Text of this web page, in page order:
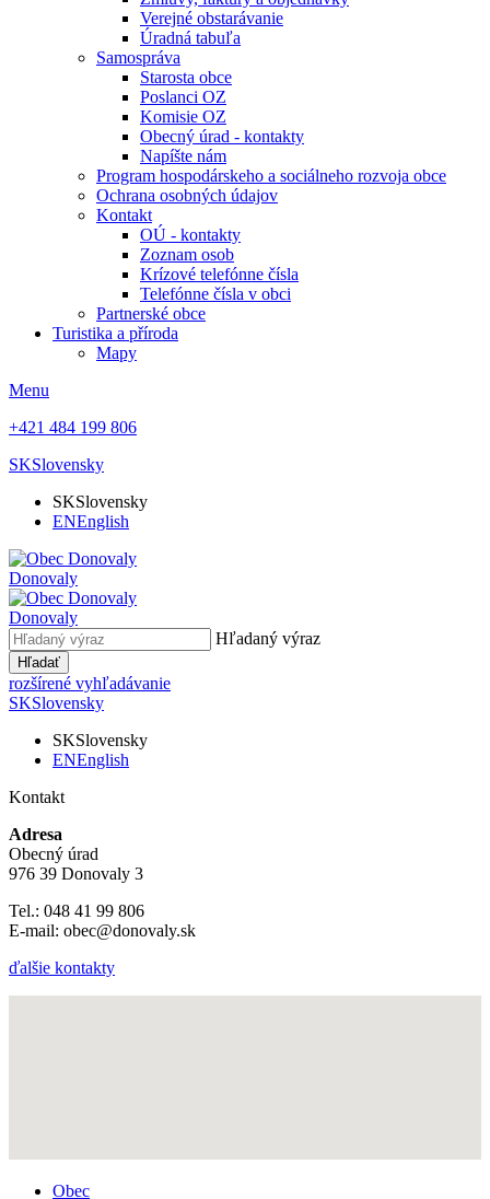
Verejné obstarávanie
Úradná tabuľa
Samospráva
Starosta obce
Poslanci OZ
Komisie OZ
Obecný úrad - kontakty
Napíšte nám
Program hospodárskeho a sociálneho rozvoja obce
Ochrana osobných údajov
Kontakt
OÚ - kontakty
Zoznam osob
Krízové telefónne čísla
Telefónne čísla v obci
Partnerské obce
Turistika a příroda
Mapy
Menu
+421 484 199 806
SKSlovensky
SKSlovensky
ENEnglish
Donovaly
Donovaly
Hľadaný výraz
Hľadať
rozšírené vyhľadávanie
SKSlovensky
SKSlovensky
ENEnglish
Kontakt
Adresa
Obecný úrad
976 39 Donovaly 3
Tel.: 048 41 99 806
E-mail: obec@donovaly.sk
ďalšie kontakty
Obec